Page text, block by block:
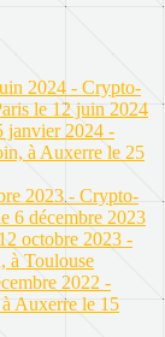
2024 - Crypto-
le 12 juin 2024
janvier 2024 -
à Auxerre le 25
2023 - Crypto-
6 décembre 2023
octobre 2023 -
à Toulouse
2022 -
Auxerre le 15